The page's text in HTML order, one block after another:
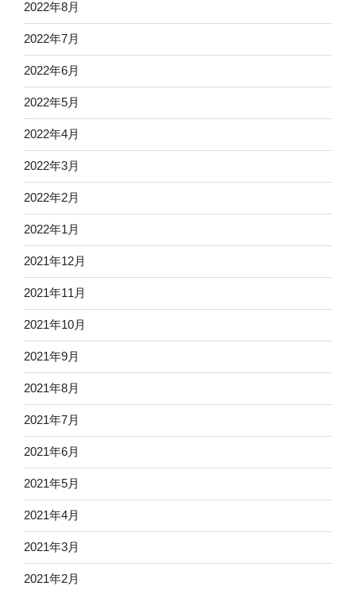
2022年8月
2022年7月
2022年6月
2022年5月
2022年4月
2022年3月
2022年2月
2022年1月
2021年12月
2021年11月
2021年10月
2021年9月
2021年8月
2021年7月
2021年6月
2021年5月
2021年4月
2021年3月
2021年2月